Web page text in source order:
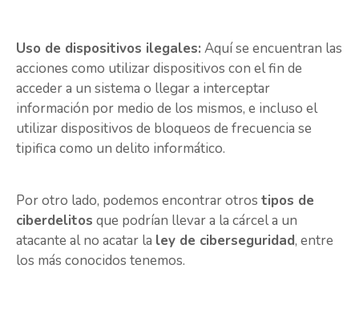
Uso de dispositivos ilegales: Aquí se encuentran las
acciones como utilizar dispositivos con el fin de
acceder a un sistema o llegar a interceptar
información por medio de los mismos, e incluso el
utilizar dispositivos de bloqueos de frecuencia se
tipifica como un delito informático.
Por otro lado, podemos encontrar otros tipos de
ciberdelitos que podrían llevar a la cárcel a un
atacante al no acatar la ley de ciberseguridad, entre
los más conocidos tenemos.